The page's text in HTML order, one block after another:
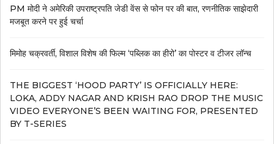
PM मोदी ने अमेरिकी उपराष्ट्रपति जेडी वेंस से फोन पर की बात, रणनीतिक साझेदारी
मजबूत करने पर हुई चर्चा
मिमोह चक्रवर्ती, विशाल विशेष की फिल्म ‘पब्लिक का हीरो’ का पोस्टर व टीजर लॉन्च
THE BIGGEST ‘HOOD PARTY’ IS OFFICIALLY HERE:
LOKA, ADDY NAGAR AND KRISH RAO DROP THE MUSIC
VIDEO EVERYONE’S BEEN WAITING FOR, PRESENTED
BY T-SERIES